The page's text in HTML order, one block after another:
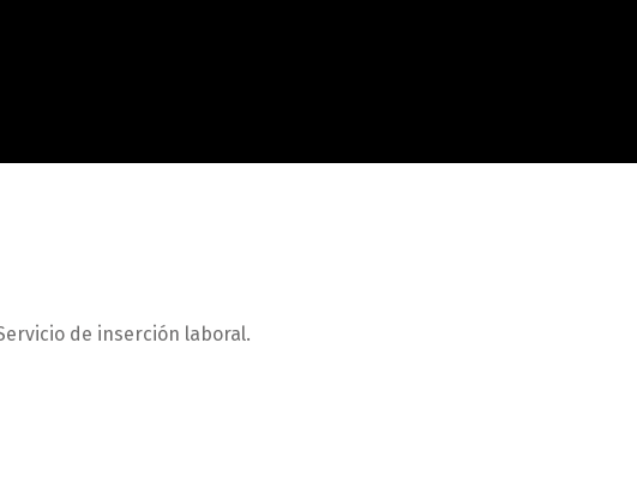
de inserción laboral.